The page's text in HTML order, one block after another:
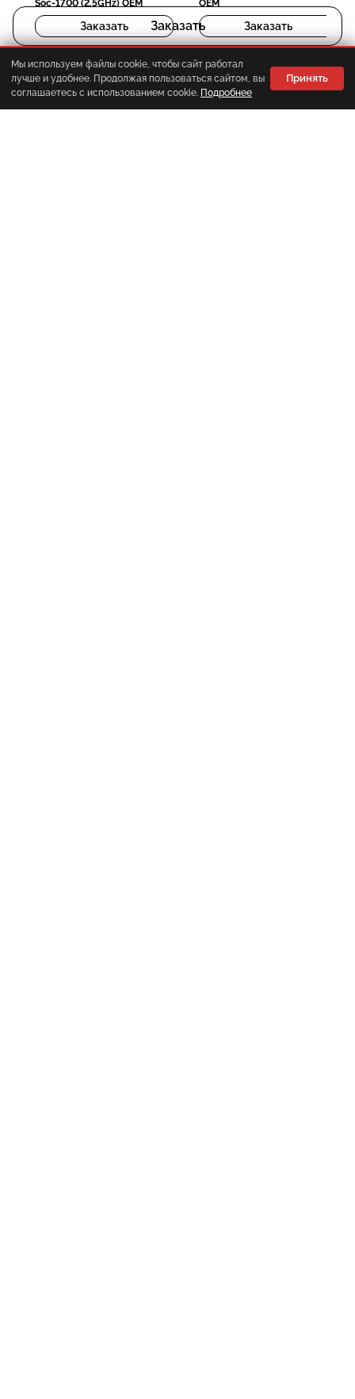
Soc-1700 (2.5GHz) OEM
Заказать
OEM
Заказать
Заказать
Главная Корзина Меню
Мы используем файлы cookie, чтобы сайт работал
лучше и удобнее. Продолжая пользоваться сайтом, вы
соглашаетесь с использованием cookie. Подробнее
Принять